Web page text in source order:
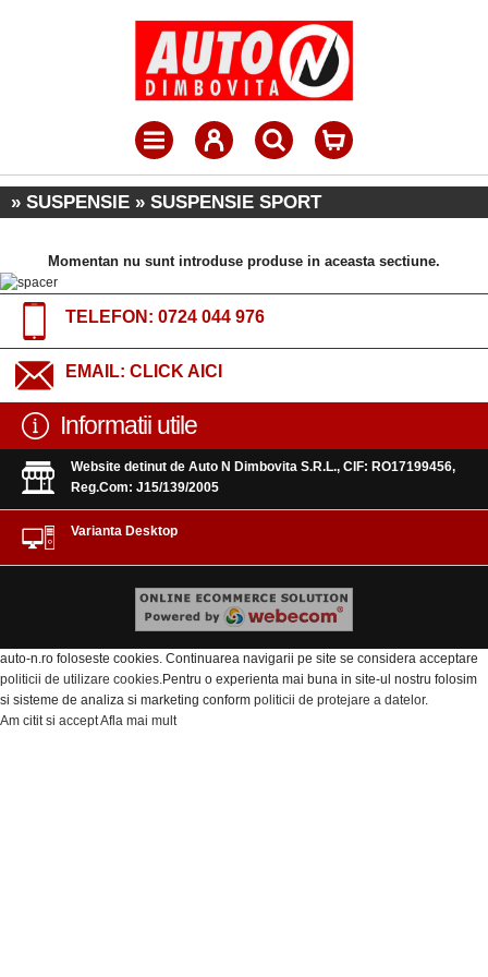
» SUSPENSIE » SUSPENSIE SPORT
Momentan nu sunt introduse produse in aceasta sectiune.
TELEFON: 0724 044 976
EMAIL: CLICK AICI
Informatii utile
Website detinut de Auto N Dimbovita S.R.L., CIF: RO17199456,
Reg.Com: J15/139/2005
Varianta Desktop
auto-n.ro foloseste cookies. Continuarea navigarii pe site se considera acceptare
politicii de utilizare cookies .Pentru o experienta mai buna in site-ul nostru folosim
si sisteme de analiza si marketing conform politicii de protejare a datelor.
Am citit si acceptAfla mai mult